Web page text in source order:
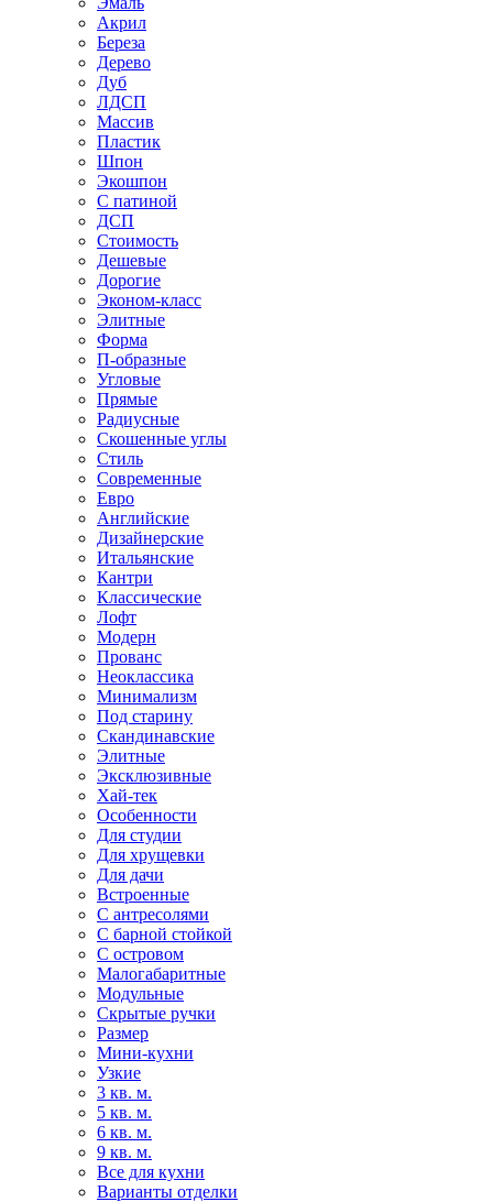
Акрил
Береза
Дерево
Дуб
ЛДСП
Массив
Пластик
Шпон
Экошпон
С патиной
ДСП
Стоимость
Дешевые
Дорогие
Эконом-класс
Элитные
Форма
П-образные
Угловые
Прямые
Радиусные
Скошенные углы
Стиль
Современные
Евро
Английские
Дизайнерские
Итальянские
Кантри
Классические
Лофт
Модерн
Прованс
Неоклассика
Минимализм
Под старину
Скандинавские
Элитные
Эксклюзивные
Хай-тек
Особенности
Для студии
Для хрущевки
Для дачи
Встроенные
С антресолями
С барной стойкой
С островом
Малогабаритные
Модульные
Скрытые ручки
Размер
Мини-кухни
Узкие
3 кв. м.
5 кв. м.
6 кв. м.
9 кв. м.
Все для кухни
Варианты отделки